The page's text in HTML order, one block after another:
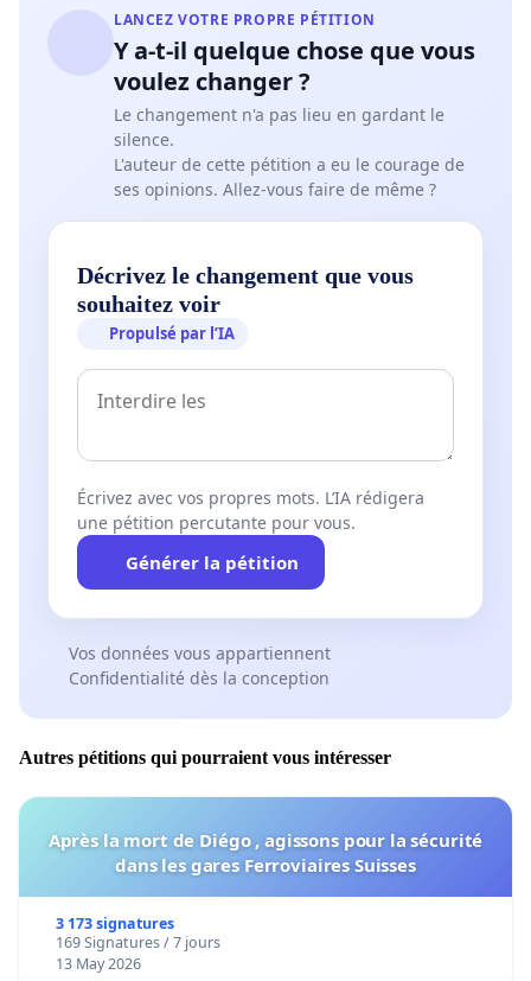
LANCEZ VOTRE PROPRE PÉTITION
Y a-t-il quelque chose que vous
voulez changer ?
Le changement n'a pas lieu en gardant le
silence.
L'auteur de cette pétition a eu le courage de
ses opinions. Allez-vous faire de même ?
Décrivez le changement que vous
souhaitez voir
Propulsé par l’IA
Écrivez avec vos propres mots. L’IA rédigera
une pétition percutante pour vous.
Générer la pétition
Vos données vous appartiennent
Confidentialité dès la conception
Autres pétitions qui pourraient vous intéresser
Après la mort de Diégo , agissons pour la sécurité
dans les gares Ferroviaires Suisses
3 173 signatures
169 Signatures / 7 jours
13 May 2026